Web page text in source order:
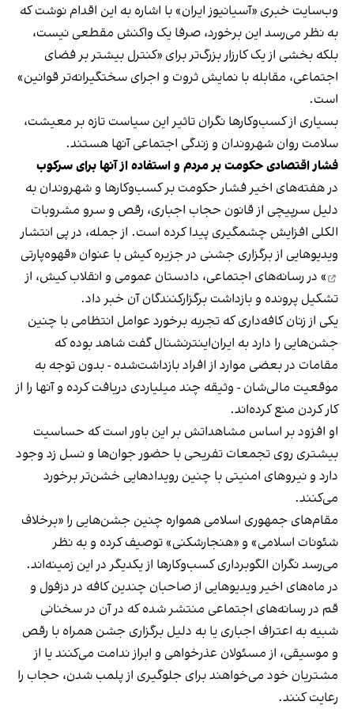
وب‌سایت خبری «آسیانیوز ایران» با اشاره به این اقدام نوشت که
به نظر می‌رسد این برخورد، صرفا یک واکنش مقطعی نیست،
بلکه بخشی از یک کارزار بزرگ‌تر برای «کنترل بیشتر بر فضای
اجتماعی، مقابله با نمایش ثروت و اجرای سختگیرانه‌تر قوانین»
است.
بسیاری از کسب‌وکارها نگران تاثیر این سیاست‌ تازه بر معیشت،
سلامت روان شهروندان و زندگی اجتماعی آنها هستند.
فشار اقتصادی حکومت بر مردم و استفاده از آنها برای سرکوب
در هفته‌های اخیر فشار حکومت بر کسب‌وکارها و شهروندان به
دلیل سرپیچی از قانون حجاب اجباری، رقص و سرو مشروبات
الکلی افزایش چشمگیری پیدا کرده است. از جمله، در پی انتشار
ویدیوهایی از برگزاری جشنی در جزیره کیش با عنوان «قهوه‌پارتی
» در رسانه‌های اجتماعی، دادستان عمومی و انقلاب کیش، از
تشکیل پرونده و بازداشت برگزارکنندگان آن خبر داد.
یکی از زنان کافه‌داری که تجربه برخورد عوامل انتظامی با چنین
جشن‌هایی را دارد به ایران‌اینترنشنال گفت شاهد بوده که
مقامات در بعضی موارد از افراد بازداشت‌‌شده - بدون توجه به
موقعیت مالی‌شان - وثیقه چند میلیاردی دریافت کرده و آنها را از
کار کردن منع کرده‌اند.
او افزود بر اساس مشاهداتش بر این باور است که حساسیت
بیشتری روی تجمعات تفریحی با حضور جوان‌ها و نسل زد وجود
دارد و نیروهای امنیتی با چنین رویدادهایی خشن‌تر برخورد
می‌کنند.
مقام‌های جمهوری اسلامی همواره چنین جشن‌هایی را «برخلاف
شئونات اسلامی» و «هنجارشکنی» توصیف کرده و به نظر
می‌رسد نگران الگوبرداری کسب‌وکارها از یکدیگر در این زمینه‌اند.
در ماه‌های اخیر ویدیوهایی از صاحبان چندین کافه در دزفول و
قم در رسانه‌های اجتماعی منتشر شده که در آن در سخنانی
شبیه به اعتراف اجباری یا به دلیل برگزاری جشن همراه با رقص
و موسیقی، از مسئولان عذرخواهی و ابراز ندامت می‌کنند یا از
مشتریان خود می‌خواهند برای جلوگیری از پلمب شدن، حجاب را
رعایت کنند.